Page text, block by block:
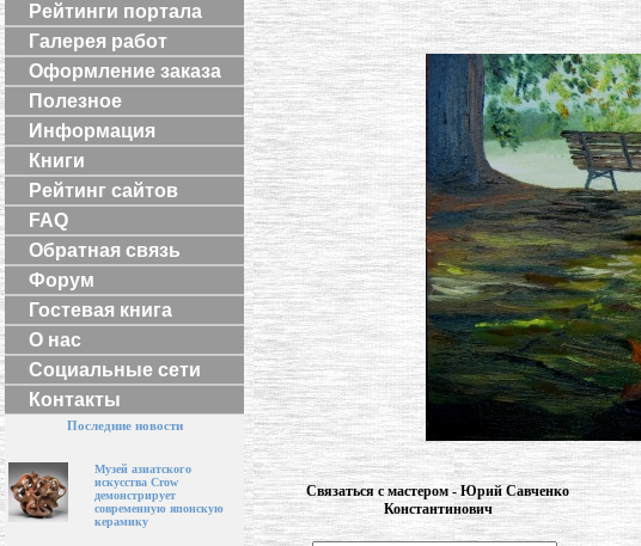
Рейтинги портала
Галерея работ
Оформление заказа
Полезное
Информация
Книги
Рейтинг сайтов
FAQ
Обратная связь
Форум
Гостевая книга
О нас
Социальные сети
Контакты
Последние новости
Музей азиатского
искусства Crow
демонстрирует
современную японскую
керамику
Связаться с мастером - Юрий Cавченко
Константинович